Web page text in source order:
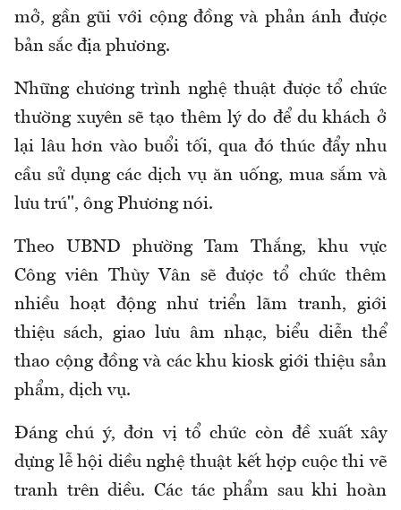
mở, gần gũi với cộng đồng và phản ánh được
bản sắc địa phương.
Những chương trình nghệ thuật được tổ chức
thường xuyên sẽ tạo thêm lý do để du khách ở
lại lâu hơn vào buổi tối, qua đó thúc đẩy nhu
cầu sử dụng các dịch vụ ăn uống, mua sắm và
lưu trú", ông Phương nói.
Theo UBND phường Tam Thắng, khu vực
Công viên Thùy Vân sẽ được tổ chức thêm
nhiều hoạt động như triển lãm tranh, giới
thiệu sách, giao lưu âm nhạc, biểu diễn thể
thao cộng đồng và các khu kiosk giới thiệu sản
phẩm, dịch vụ.
Đáng chú ý, đơn vị tổ chức còn đề xuất xây
dựng lễ hội diều nghệ thuật kết hợp cuộc thi vẽ
tranh trên diều. Các tác phẩm sau khi hoàn